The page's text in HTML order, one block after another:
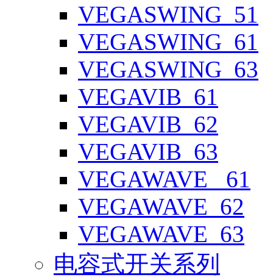
VEGASWING_51
VEGASWING_61
VEGASWING_63
VEGAVIB_61
VEGAVIB_62
VEGAVIB_63
VEGAWAVE _61
VEGAWAVE_62
VEGAWAVE_63
电容式开关系列